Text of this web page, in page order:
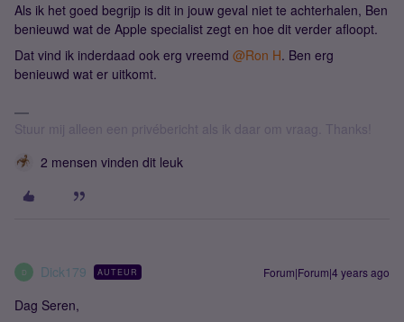
Als ik het goed begrijp is dit in jouw geval niet te achterhalen, Ben
benieuwd wat de Apple specialist zegt en hoe dit verder afloopt.
Dat vind ik inderdaad ook erg vreemd @Ron H. Ben erg
benieuwd wat er uitkomt.
Stuur mij alleen een privébericht als ik daar om vraag. Thanks!
2 mensen vinden dit leuk
D Dick179 AUTEUR Forum|Forum|4 years ago
Dag Seren,